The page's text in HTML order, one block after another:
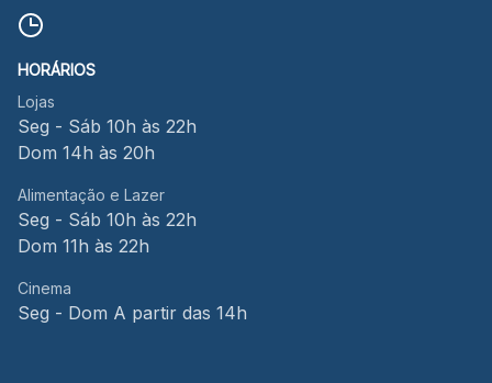
HORÁRIOS
Lojas
Seg - Sáb 10h às 22h
Dom 14h às 20h
Alimentação e Lazer
Seg - Sáb 10h às 22h
Dom 11h às 22h
Cinema
Seg - Dom A partir das 14h